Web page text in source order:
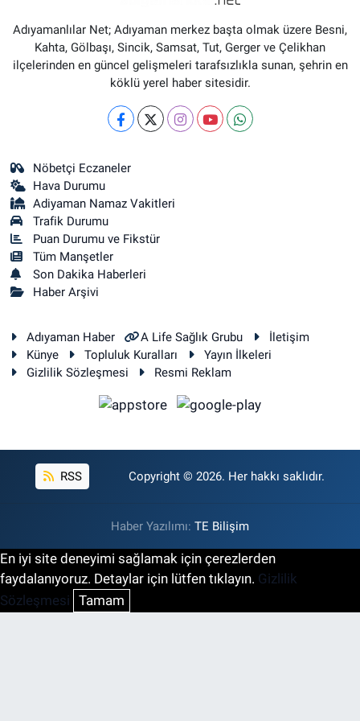
Adıyamanlılar Net; Adıyaman merkez başta olmak üzere Besni,
Kahta, Gölbaşı, Sincik, Samsat, Tut, Gerger ve Çelikhan
ilçelerinden en güncel gelişmeleri tarafsızlıkla sunan, şehrin en
köklü yerel haber sitesidir.
Nöbetçi Eczaneler
Hava Durumu
Adiyaman Namaz Vakitleri
Trafik Durumu
Puan Durumu ve Fikstür
Tüm Manşetler
Son Dakika Haberleri
Haber Arşivi
Adıyaman Haber A Life Sağlık Grubu
İletişim
Künye
Topluluk Kuralları
Yayın İlkeleri
Gizlilik Sözleşmesi
Resmi Reklam
RSS Copyright © 2026. Her hakkı saklıdır.
Haber Yazılımı: TE Bilişim
En iyi site deneyimi sağlamak için çerezlerden
faydalanıyoruz. Detaylar için lütfen tıklayın. Gizlilik
Sözleşmesi Tamam